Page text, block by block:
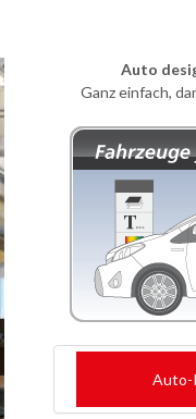
Auto
Ganz einfach,
Auto-